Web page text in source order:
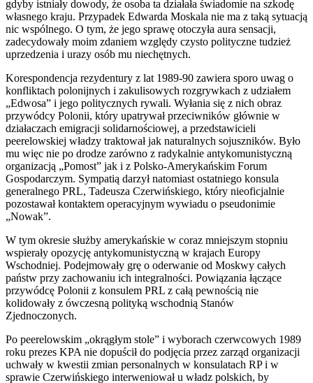
gdyby istniały dowody, że osoba ta działała świadomie na szkodę
własnego kraju. Przypadek Edwarda Moskala nie ma z taką sytuacją
nic wspólnego. O tym, że jego sprawę otoczyła aura sensacji,
zadecydowały moim zdaniem względy czysto polityczne tudzież
uprzedzenia i urazy osób mu niechętnych.
Korespondencja rezydentury z lat 1989-90 zawiera sporo uwag o
konfliktach polonijnych i zakulisowych rozgrywkach z udziałem
„Edwosa” i jego politycznych rywali. Wyłania się z nich obraz
przywódcy Polonii, który upatrywał przeciwników głównie w
działaczach emigracji solidarnościowej, a przedstawicieli
peerelowskiej władzy traktował jak naturalnych sojuszników. Było
mu więc nie po drodze zarówno z radykalnie antykomunistyczną
organizacją „Pomost” jak i z Polsko-Amerykańskim Forum
Gospodarczym. Sympatią darzył natomiast ostatniego konsula
generalnego PRL, Tadeusza Czerwińskiego, który nieoficjalnie
pozostawał kontaktem operacyjnym wywiadu o pseudonimie
„Nowak”.
W tym okresie służby amerykańskie w coraz mniejszym stopniu
wspierały opozycję antykomunistyczną w krajach Europy
Wschodniej. Podejmowały grę o oderwanie od Moskwy całych
państw przy zachowaniu ich integralności. Powiązania łączące
przywódcę Polonii z konsulem PRL z całą pewnością nie
kolidowały z ówczesną polityką wschodnią Stanów
Zjednoczonych.
Po peerelowskim „okrągłym stole” i wyborach czerwcowych 1989
roku prezes KPA nie dopuścił do podjęcia przez zarząd organizacji
uchwały w kwestii zmian personalnych w konsulatach RP i w
sprawie Czerwińskiego interweniował u władz polskich, by